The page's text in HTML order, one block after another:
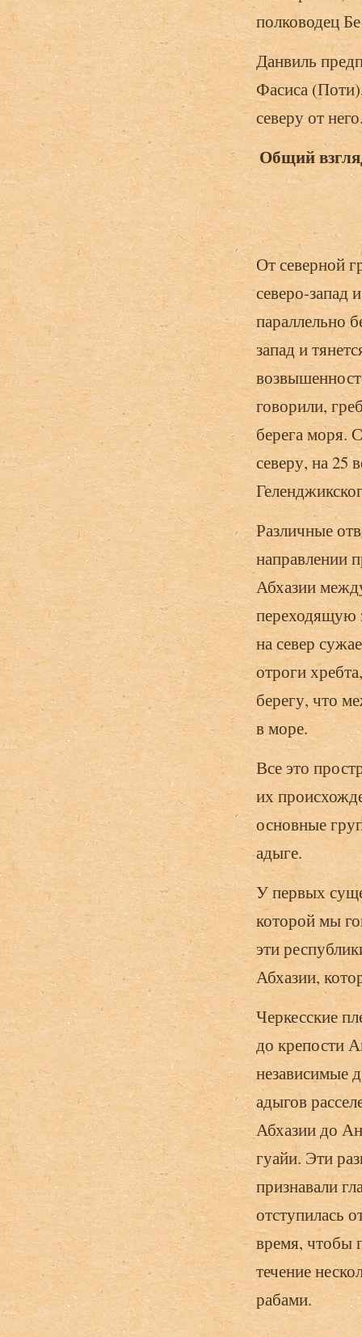
полководец
Данвиль
Фасиса
северу от
Общий
От северной
северо-запад
параллельно
запад и
говорили,
берега моря.
северу, на 25
Различные
направлении
Абхазии
переходящую
на север
отроги
берегу, что
в море.
Все это
их
основные
адыге.
У первых
которой мы
эти
Абхазии,
Черкесские
до крепости
независимые
адыгов
Абхазии до
гуайи. Эти
признавали
отступилась
время, чтобы
течение
рабами.